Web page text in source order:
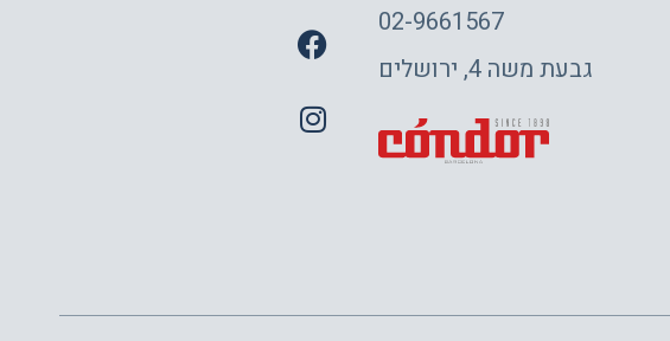
02-9661567
גבעת משה 4, ירושלים